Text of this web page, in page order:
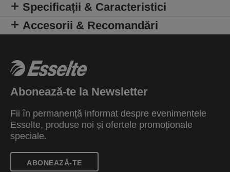
Specificații & Caracteristici
Accesorii & Recomandări
Abonează-te la Newsletter
Fii în permanență informat despre evenimentele
Esselte, produse noi și ofertele promoționale
speciale.
ABONEAZĂ-TE